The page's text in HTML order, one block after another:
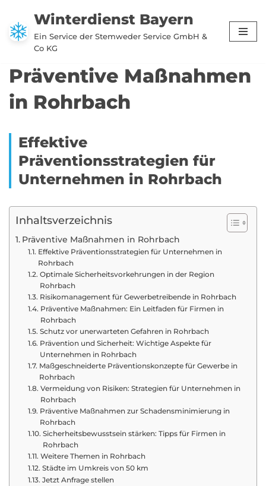
Zum
Inhalt
Winterdienst Bayern
Ein Service der Stemweder Service GmbH &
Co KG
Präventive Maßnahmen
in Rohrbach
Effektive
Präventionsstrategien für
Unternehmen in Rohrbach
Inhaltsverzeichnis
Präventive Maßnahmen in Rohrbach
Effektive Präventionsstrategien für Unternehmen in
Rohrbach
Optimale Sicherheitsvorkehrungen in der Region
Rohrbach
Risikomanagement für Gewerbetreibende in Rohrbach
Präventive Maßnahmen: Ein Leitfaden für Firmen in
Rohrbach
Schutz vor unerwarteten Gefahren in Rohrbach
Prävention und Sicherheit: Wichtige Aspekte für
Unternehmen in Rohrbach
Maßgeschneiderte Präventionskonzepte für Gewerbe in
Rohrbach
Vermeidung von Risiken: Strategien für Unternehmen in
Rohrbach
Präventive Maßnahmen zur Schadensminimierung in
Rohrbach
Sicherheitsbewusstsein stärken: Tipps für Firmen in
Rohrbach
Weitere Themen in Rohrbach
Städte im Umkreis von 50 km
Jetzt Anfrage stellen